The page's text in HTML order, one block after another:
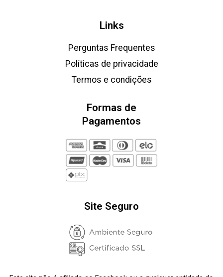
Links
Perguntas Frequentes
Políticas de privacidade
Termos e condições
Formas de
Pagamentos
Site Seguro